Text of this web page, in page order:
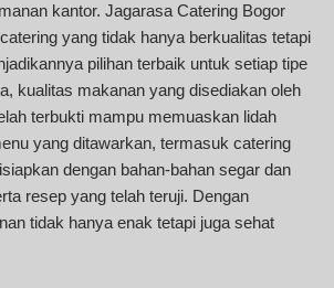
kantor. Jagarasa Catering Bogor
yang tidak hanya berkualitas tetapi
pilihan terbaik untuk setiap tipe
kualitas makanan yang disediakan oleh
terbukti mampu memuaskan lidah
yang ditawarkan, termasuk catering
dengan bahan-bahan segar dan
resep yang telah teruji. Dengan
tidak hanya enak tetapi juga sehat